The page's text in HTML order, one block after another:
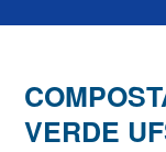
VERDE